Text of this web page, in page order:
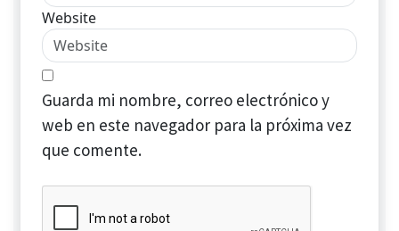
Website
Guarda mi nombre, correo electrónico y
web en este navegador para la próxima vez
que comente.